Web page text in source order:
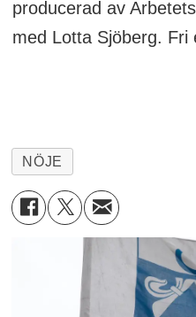
producerad av
med Lotta Sjöberg. Fri
NÖJE